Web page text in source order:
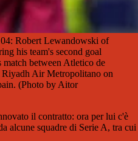
Robert Lewandowski of
his team's second goal
between Atletico de
Air Metropolitano on
(Photo by Aitor
il contratto: ora per lui c'è
alcune squadre di Serie A, tra cui